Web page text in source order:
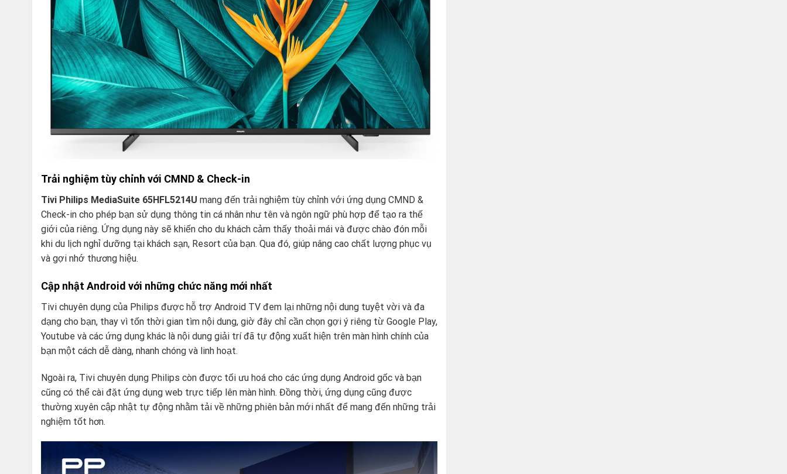
Trải nghiệm tùy chỉnh với CMND & Check-in
Tivi Philips MediaSuite 65HFL5214U mang đến trải nghiệm tùy chỉnh với ứng dụng CMND &
Check-in cho phép bạn sử dụng thông tin cá nhân như tên và ngôn ngữ phù hợp để tạo ra thế
giới của riêng. Ứng dụng này sẽ khiến cho du khách cảm thấy thoải mái và được chào đón mỗi
khi du lịch nghỉ dưỡng tại khách sạn, Resort của bạn. Qua đó, giúp nâng cao chất lượng phục vụ
và gợi nhớ thương hiệu.
Cập nhật Android với những chức năng mới nhất
Tivi chuyên dụng của Philips được hỗ trợ Android TV đem lại những nội dung tuyệt vời và đa
dạng cho bạn, thay vì tốn thời gian tìm nội dung, giờ đây chỉ cần chọn gợi ý riêng từ Google Play,
Youtube và các ứng dụng khác là nội dung giải trí đã tự động xuất hiện trên màn hình chính của
bạn một cách dễ dàng, nhanh chóng và linh hoạt.
Ngoài ra, Tivi chuyên dụng Philips còn được tối ưu hoá cho các ứng dụng Android gốc và bạn
cũng có thể cài đặt ứng dụng web trực tiếp lên màn hình. Đồng thời, ứng dụng cũng được
thường xuyên cập nhật tự động nhằm tải về những phiên bản mới nhất để mang đến những trải
nghiệm tốt hơn.